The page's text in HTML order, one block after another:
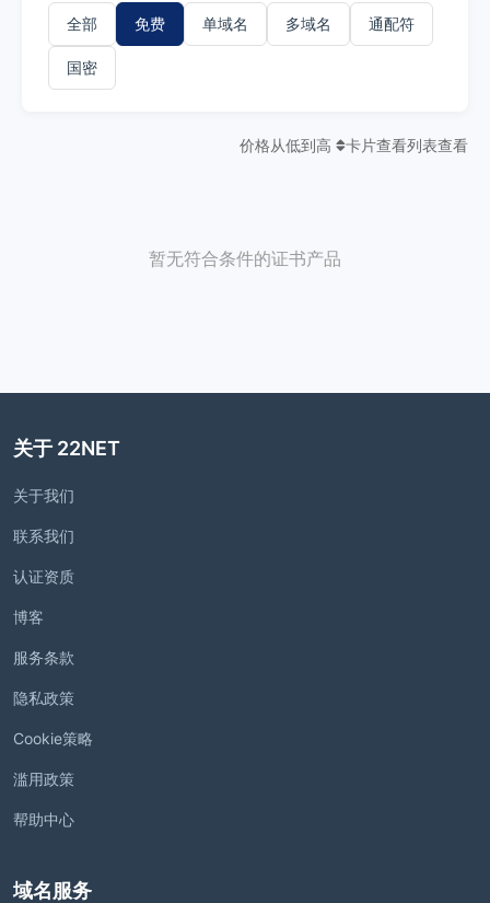
全部
免费 单域名 多域名 通配符
国密
价格从低到高 卡片查看列表查看
暂无符合条件的证书产品
关于 22NET
关于我们
联系我们
认证资质
博客
服务条款
隐私政策
Cookie策略
滥用政策
帮助中心
域名服务